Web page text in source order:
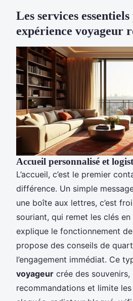
Les services
expérience voyageur
Accueil personnalisé et
L’accueil, c’est le premier
différence. Un simple
une boîte aux lettres, c’est
souriant, qui remet les clés
explique le fonctionnement
propose des conseils de
l’engagement immédiat. Ce
voyageur crée des souvenirs,
recommandations et limite